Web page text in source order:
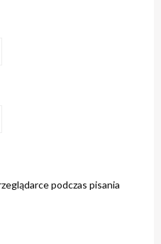
podczas pisania